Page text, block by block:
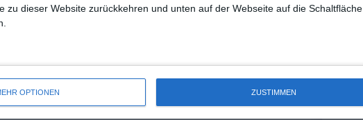
zu dieser Website zurückkehren und unten auf der Webseite auf die Schaltfläche
OPTIONEN ZUSTIMMEN
TuS Königsdorf 2